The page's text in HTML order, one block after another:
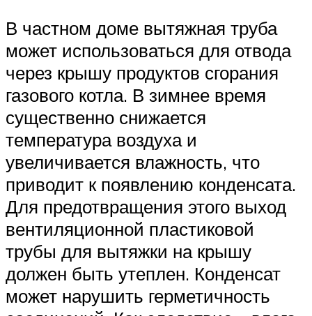
В частном доме вытяжная труба
может использоваться для отвода
через крышу продуктов сгорания
газового котла. В зимнее время
существенно снижается
температура воздуха и
увеличивается влажность, что
приводит к появлению конденсата.
Для предотвращения этого выход
вентиляционной пластиковой
трубы для вытяжки на крышу
должен быть утеплен. Конденсат
может нарушить герметичность